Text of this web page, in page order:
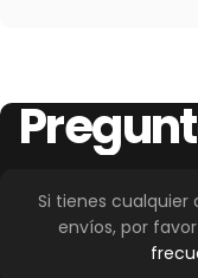
Si tienes cualquier
envíos, por